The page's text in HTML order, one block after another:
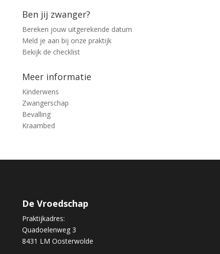
Ben jij zwanger?
Bereken jouw uitgerekende datum
Meld je aan bij onze praktijk
Bekijk de checklist
Meer informatie
Kinderwens
Zwangerschap
Bevalling
Kraambed
De Vroedschap
Praktijkadres:
Quadoelenweg 3
8431 LM Oosterwolde